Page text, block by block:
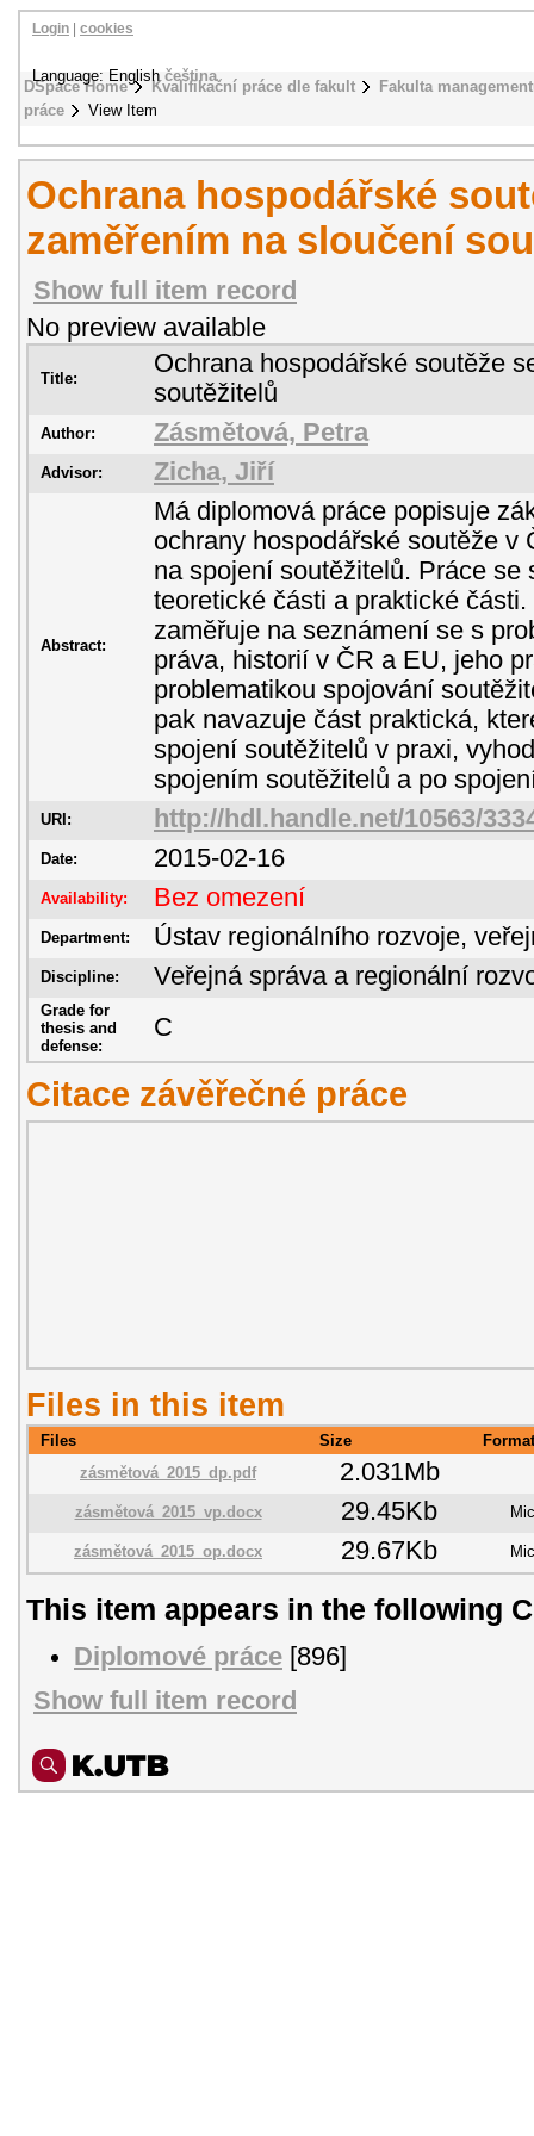
DSpace Home Kvalifikační práce dle fakult
Fakulta
práce
View Item
Login cookies
Language: Englishčeština
Ochrana hospodářské
zaměřením na sloučení
Show full item record
No preview available
Title:
Ochrana hospodářské soutěže
soutěžitelů
Author: Zásmětová, Petra
Advisor: Zicha, Jiří
Abstract:
Má diplomová práce popisuje
ochrany hospodářské soutěže v
na spojení soutěžitelů. Práce se
teoretické části a praktické
zaměřuje na seznámení se s
práva, historií v ČR a EU, jeho
problematikou spojování
pak navazuje část praktická,
spojení soutěžitelů v praxi,
spojením soutěžitelů a po
URI: http://hdl.handle.net/10563/
Date: 2015-02-16
Availability: Bez omezení
Department: Ústav regionálního rozvoje,
Discipline: Veřejná správa a regionální
Grade for
thesis and
defense:
C
Citace závěřečné práce
Files in this item
Files Size
Format
zásmětová_2015_dp.pdf
2.031Mb
zásmětová_2015_vp.docx 29.45Kb
zásmětová_2015_op.docx 29.67Kb
This item appears in the following
Diplomové práce [896]
Show full item record